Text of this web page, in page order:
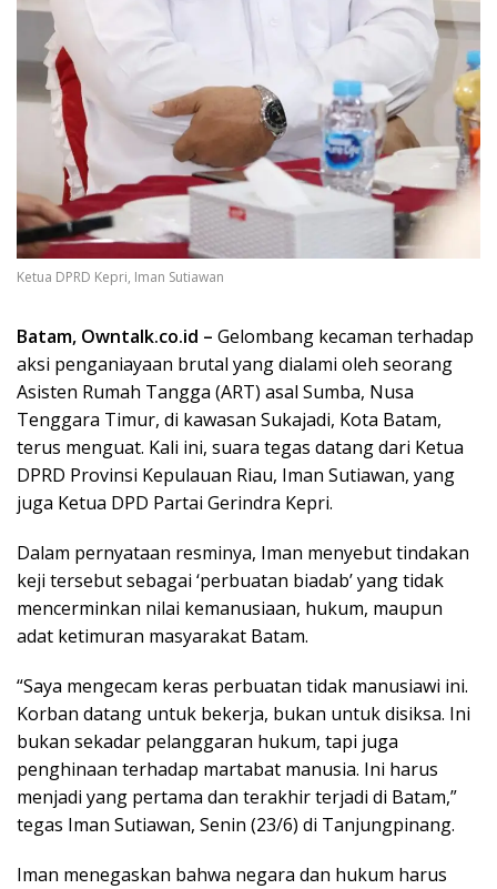
Ketua DPRD Kepri, Iman Sutiawan
Batam, Owntalk.co.id – Gelombang kecaman terhadap
aksi penganiayaan brutal yang dialami oleh seorang
Asisten Rumah Tangga (ART) asal Sumba, Nusa
Tenggara Timur, di kawasan Sukajadi, Kota Batam,
terus menguat. Kali ini, suara tegas datang dari Ketua
DPRD Provinsi Kepulauan Riau, Iman Sutiawan, yang
juga Ketua DPD Partai Gerindra Kepri.
Dalam pernyataan resminya, Iman menyebut tindakan
keji tersebut sebagai ‘perbuatan biadab’ yang tidak
mencerminkan nilai kemanusiaan, hukum, maupun
adat ketimuran masyarakat Batam.
“Saya mengecam keras perbuatan tidak manusiawi ini.
Korban datang untuk bekerja, bukan untuk disiksa. Ini
bukan sekadar pelanggaran hukum, tapi juga
penghinaan terhadap martabat manusia. Ini harus
menjadi yang pertama dan terakhir terjadi di Batam,”
tegas Iman Sutiawan, Senin (23/6) di Tanjungpinang.
Iman menegaskan bahwa negara dan hukum harus